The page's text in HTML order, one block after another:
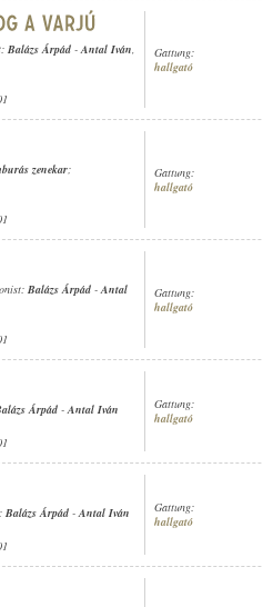
Balázs Árpád -Antal Iván,
Gattung:
hallgató
zenekar;
Gattung:
hallgató
Balázs Árpád -Antal
Gattung:
hallgató
Árpád -Antal Iván
Gattung:
hallgató
Balázs Árpád -Antal Iván
Gattung:
hallgató